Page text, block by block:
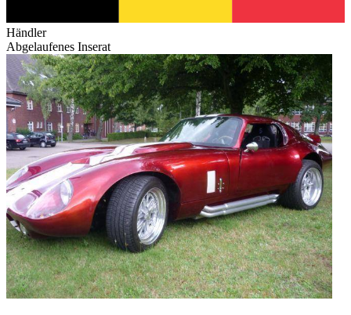
Händler
Abgelaufenes Inserat